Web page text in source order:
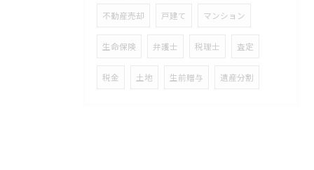
不動産売却 戸建て マンション
生命保険 弁護士 税理士 査定
税金 土地 生前贈与 遺産分割